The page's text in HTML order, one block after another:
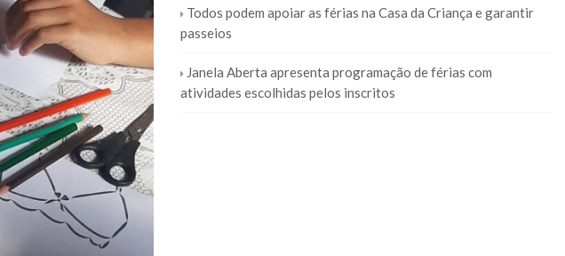
Todos podem apoiar as férias na Casa da Criança e garantir
passeios
Janela Aberta apresenta programação de férias com
atividades escolhidas pelos inscritos